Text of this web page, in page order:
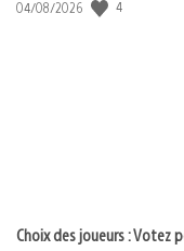
Date
04/08/2026 4
Choix des joueurs : Votez